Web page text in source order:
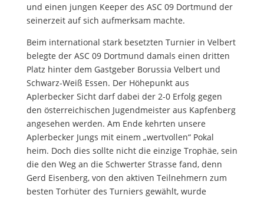
und einen jungen Keeper des ASC 09 Dortmund der
seinerzeit auf sich aufmerksam machte.
Beim international stark besetzten Turnier in Velbert
belegte der ASC 09 Dortmund damals einen dritten
Platz hinter dem Gastgeber Borussia Velbert und
Schwarz-Weiß Essen. Der Höhepunkt aus
Aplerbecker Sicht darf dabei der 2-0 Erfolg gegen
den österreichischen Jugendmeister aus Kapfenberg
angesehen werden. Am Ende kehrten unsere
Aplerbecker Jungs mit einem „wertvollen“ Pokal
heim. Doch dies sollte nicht die einzige Trophäe, sein
die den Weg an die Schwerter Strasse fand, denn
Gerd Eisenberg, von den aktiven Teilnehmern zum
besten Torhüter des Turniers gewählt, wurde